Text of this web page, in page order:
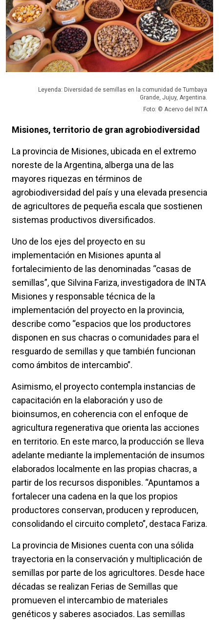
Leyenda: Diversidad de semillas en la comunidad de Tumbaya
Grande, Jujuy, Argentina.
Foto: © Acervo del INTA
Misiones, territorio de gran agrobiodiversidad
La provincia de Misiones, ubicada en el extremo
noreste de la Argentina, alberga una de las
mayores riquezas en términos de
agrobiodiversidad del país y una elevada presencia
de agricultores de pequeña escala que sostienen
sistemas productivos diversificados.
Uno de los ejes del proyecto en su
implementación en Misiones apunta al
fortalecimiento de las denominadas “casas de
semillas”, que Silvina Fariza, investigadora de INTA
Misiones y responsable técnica de la
implementación del proyecto en la provincia,
describe como “espacios que los productores
disponen en sus chacras o comunidades para el
resguardo de semillas y que también funcionan
como ámbitos de intercambio”.
Asimismo, el proyecto contempla instancias de
capacitación en la elaboración y uso de
bioinsumos, en coherencia con el enfoque de
agricultura regenerativa que orienta las acciones
en territorio. En este marco, la producción se lleva
adelante mediante la implementación de insumos
elaborados localmente en las propias chacras, a
partir de los recursos disponibles. “Apuntamos a
fortalecer una cadena en la que los propios
productores conservan, producen y reproducen,
consolidando el circuito completo”, destaca Fariza.
La provincia de Misiones cuenta con una sólida
trayectoria en la conservación y multiplicación de
semillas por parte de los agricultores. Desde hace
décadas se realizan Ferias de Semillas que
promueven el intercambio de materiales
genéticos y saberes asociados. Las semillas